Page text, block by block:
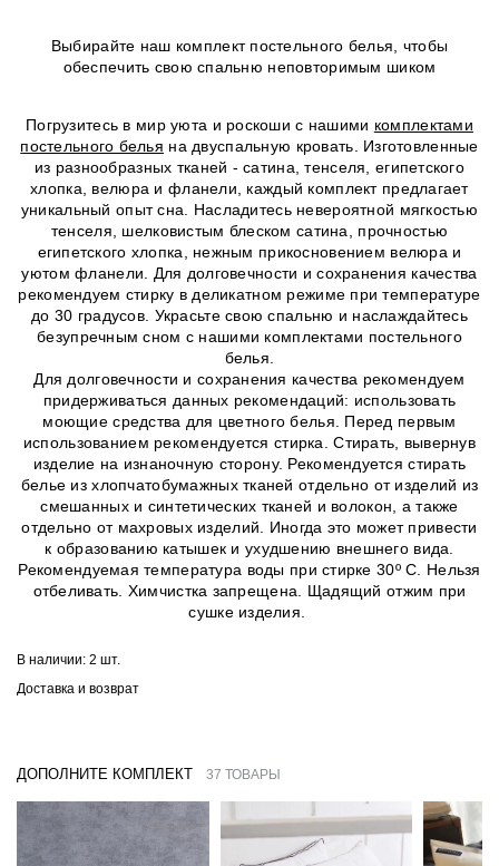
Выбирайте наш комплект постельного белья, чтобы
обеспечить свою спальню неповторимым шиком
Погрузитесь в мир уюта и роскоши с нашими комплектами
постельного белья на двуспальную кровать. Изготовленные
из разнообразных тканей - сатина, тенселя, египетского
хлопка, велюра и фланели, каждый комплект предлагает
уникальный опыт сна. Насладитесь невероятной мягкостью
тенселя, шелковистым блеском сатина, прочностью
египетского хлопка, нежным прикосновением велюра и
уютом фланели. Для долговечности и сохранения качества
рекомендуем стирку в деликатном режиме при температуре
до 30 градусов. Украсьте свою спальню и наслаждайтесь
безупречным сном с нашими комплектами постельного
белья.
Для долговечности и сохранения качества рекомендуем
придерживаться данных рекомендаций: использовать
моющие средства для цветного белья. Перед первым
использованием рекомендуется стирка. Стирать, вывернув
изделие на изнаночную сторону. Рекомендуется стирать
белье из хлопчатобумажных тканей отдельно от изделий из
смешанных и синтетических тканей и волокон, а также
отдельно от махровых изделий. Иногда это может привести
к образованию катышек и ухудшению внешнего вида.
Рекомендуемая температура воды при стирке 30º C. Нельзя
отбеливать. Химчистка запрещена. Щадящий отжим при
сушке изделия.
В наличии: 2 шт.
Доставка и возврат
ДОПОЛНИТЕ КОМПЛЕКТ 37 ТОВАРЫ